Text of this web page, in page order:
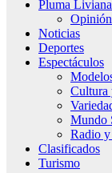
Pluma Liviana
Opinión
Noticias
Deportes
Espectáculos
Cultura
Mundo
Radio
Clasificados
Turismo